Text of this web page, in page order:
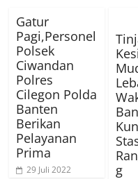
Gatur
Pagi,Personel
Polsek
Ciwandan
Polres
Cilegon Polda
Banten
Berikan
Pelayanan
Prima
29 Juli 2022
g